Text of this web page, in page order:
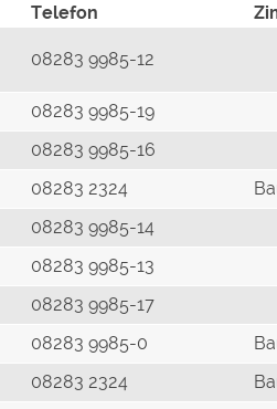
Telefon
08283 9985-12
08283 9985-19
08283 9985-16
08283 2324
08283 9985-14
08283 9985-13
08283 9985-17
08283 9985-0
08283 2324